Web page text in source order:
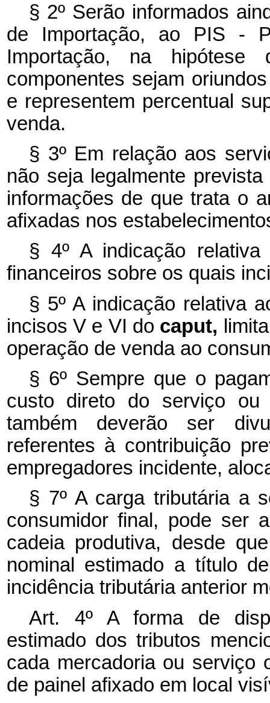
§ 2º Serão informados
de Importação, ao PIS -
Importação, na
componentes sejam
e representem percentual
venda.
§ 3º Em relação aos
não seja legalmente
informações de que trata o
afixadas nos
§ 4º A indicação
financeiros sobre os quais
§ 5º A indicação relativa
incisos V e VI do caput,
operação de venda ao
§ 6º Sempre que o
custo direto do serviço ou
também deverão ser
referentes à contribuição
empregadores incidente,
§ 7º A carga tributária a
consumidor final, pode ser
cadeia produtiva, desde
nominal estimado a título
incidência tributária anterior
Art. 4º A forma de
estimado dos tributos
cada mercadoria ou serviço
de painel afixado em local